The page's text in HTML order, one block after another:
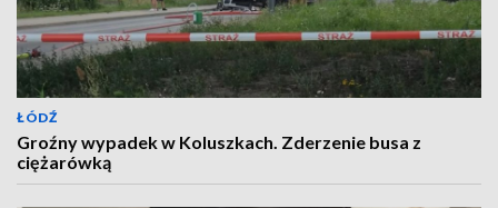
ŁÓDŹ
Groźny wypadek w Koluszkach. Zderzenie busa z
ciężarówką